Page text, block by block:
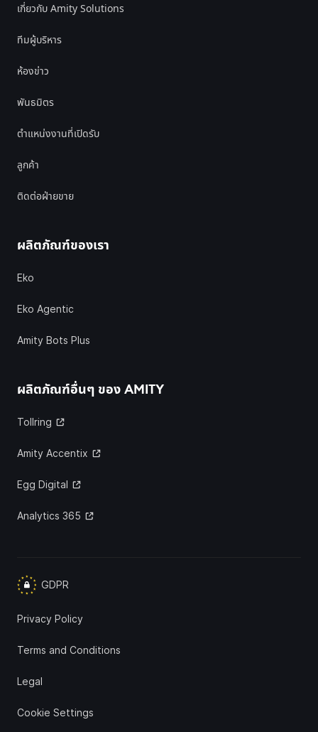
เกี่ยวกับ Amity Solutions
ทีมผู้บริหาร
ห้องข่าว
พันธมิตร
ตำแหน่งงานที่เปิดรับ
ลูกค้า
ติดต่อฝ่ายขาย
ผลิตภัณฑ์ของเรา
Eko
Eko Agentic
Amity Bots Plus
ผลิตภัณฑ์อื่นๆ ของ AMITY
Tollring
Amity Accentix
Egg Digital
Analytics 365
GDPR
Privacy Policy
Terms and Conditions
Legal
Cookie Settings